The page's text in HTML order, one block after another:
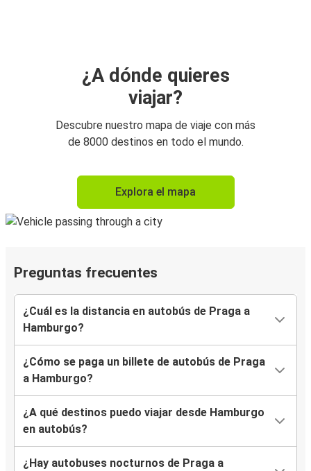
¿A dónde quieres
viajar?
Descubre nuestro mapa de viaje con más
de 8000 destinos en todo el mundo.
Explora el mapa
Preguntas frecuentes
¿Cuál es la distancia en autobús de Praga a
Hamburgo?
¿Cómo se paga un billete de autobús de Praga
a Hamburgo?
¿A qué destinos puedo viajar desde Hamburgo
en autobús?
¿Hay autobuses nocturnos de Praga a